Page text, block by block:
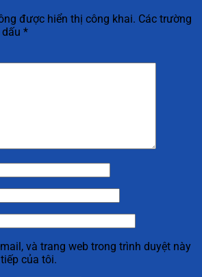
được hiển thị công khai. Các trường
*
và trang web trong trình duyệt này
của tôi.